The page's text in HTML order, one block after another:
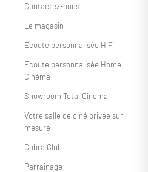
Contactez-nous
Le magasin
Écoute personnalisée HiFi
Écoute personnalisée Home
Cinéma
Showroom Total Cinema
Votre salle de ciné privée sur
mesure
Cobra Club
Parrainage